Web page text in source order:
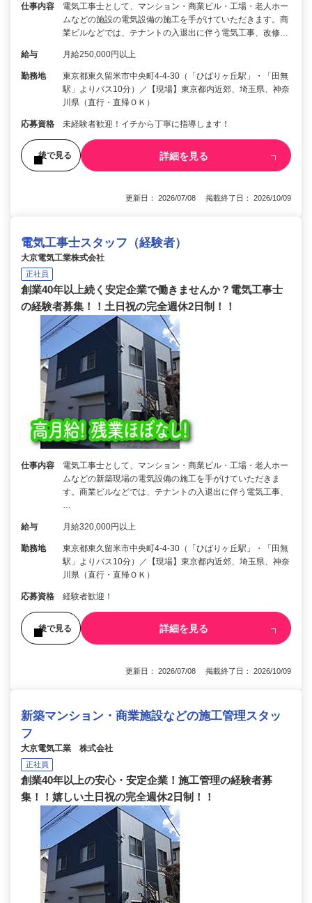
仕事内容
電気工事士として、マンション・商業ビル・工場・老人ホー
ムなどの施設の電気設備の施工を手がけていただきます。商
業ビルなどでは、テナントの入退出に伴う電気工事、改修…
給与 月給250,000円以上
勤務地
東京都東久留米市中央町4-4-30（「ひばりヶ丘駅」・「田無
駅」よりバス10分）／【現場】東京都内近郊、埼玉県、神奈
川県（直行・直帰ＯＫ）
応募資格 未経験者歓迎！イチから丁寧に指導します！
後で見る 詳細を見る
更新日： 2026/07/08 掲載終了日： 2026/10/09
電気工事士スタッフ（経験者）
大京電気工業株式会社
正社員
創業40年以上続く安定企業で働きませんか？電気工事士
の経験者募集！！土日祝の完全週休2日制！！
仕事内容
電気工事士として、マンション・商業ビル・工場・老人ホー
ムなどの新築現場の電気設備の施工を手がけていただきま
す。商業ビルなどでは、テナントの入退出に伴う電気工事、
…
給与 月給320,000円以上
勤務地
東京都東久留米市中央町4-4-30（「ひばりヶ丘駅」・「田無
駅」よりバス10分）／【現場】東京都内近郊、埼玉県、神奈
川県（直行・直帰ＯＫ）
応募資格 経験者歓迎！
後で見る 詳細を見る
更新日： 2026/07/08 掲載終了日： 2026/10/09
新築マンション・商業施設などの施工管理スタッ
フ
大京電気工業 株式会社
正社員
創業40年以上の安心・安定企業！施工管理の経験者募
集！！嬉しい土日祝の完全週休2日制！！